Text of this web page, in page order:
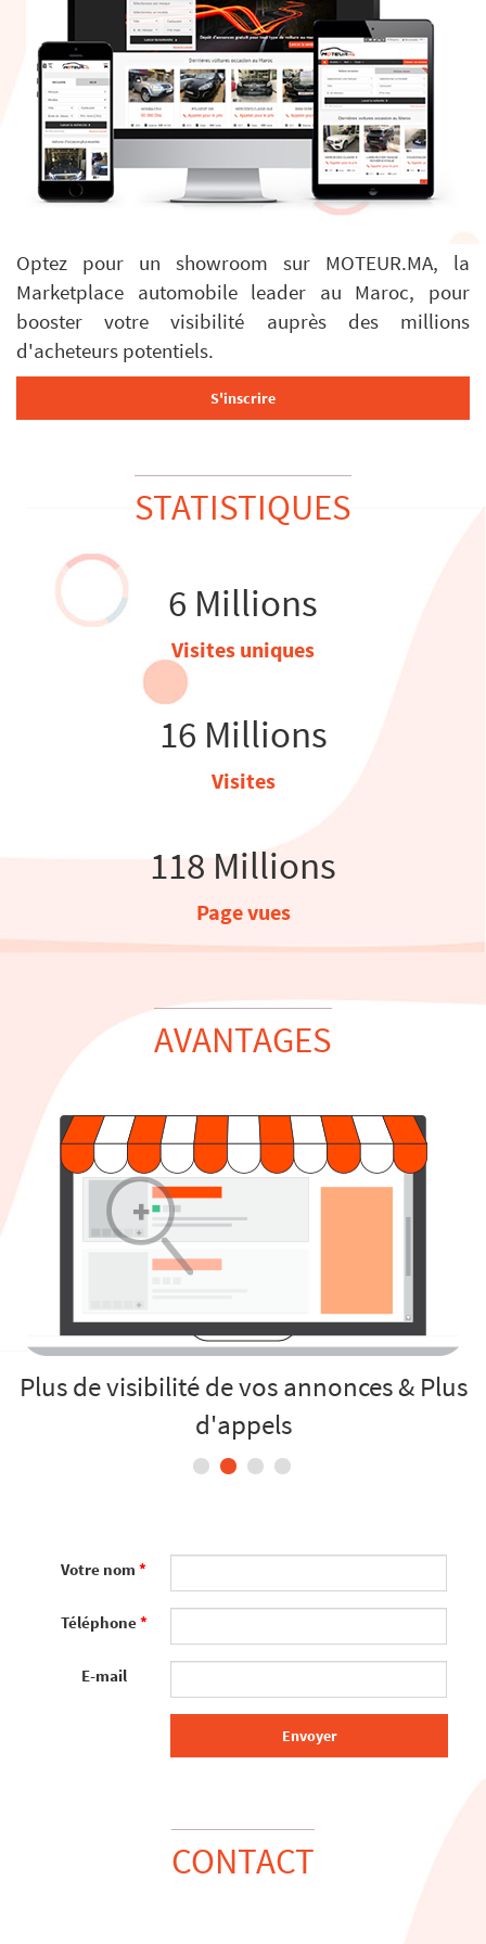
Optez pour un showroom sur MOTEUR.MA, la
Marketplace automobile leader au Maroc, pour
booster votre visibilité auprès des millions
d'acheteurs potentiels.
S'inscrire
STATISTIQUES
6 Millions
Visites uniques
16 Millions
Visites
118 Millions
Page vues
AVANTAGES
Plus de visibilité de vos annonces & Plus
d'appels
Votre nom *
Téléphone*
E-mail
Envoyer
CONTACT